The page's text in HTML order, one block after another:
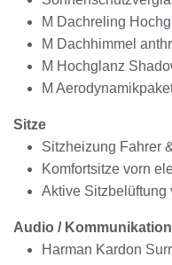
M Dachreling
M Dachhimmel
M Hochglanz
M
Sitze
Sitzheizung Fahrer
Komfortsitze vorn
Aktive Sitzbelüftung
Audio /
Harman Kardon